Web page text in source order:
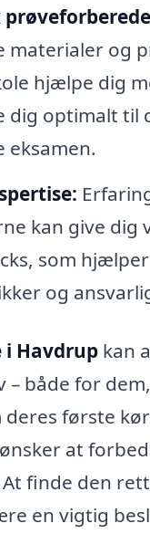
materialer og
hjælpe dig
dig optimalt til
eksamen.
kan give dig
som
og
i Havdrup kan
– både for
første
at
finde den
en vigtig